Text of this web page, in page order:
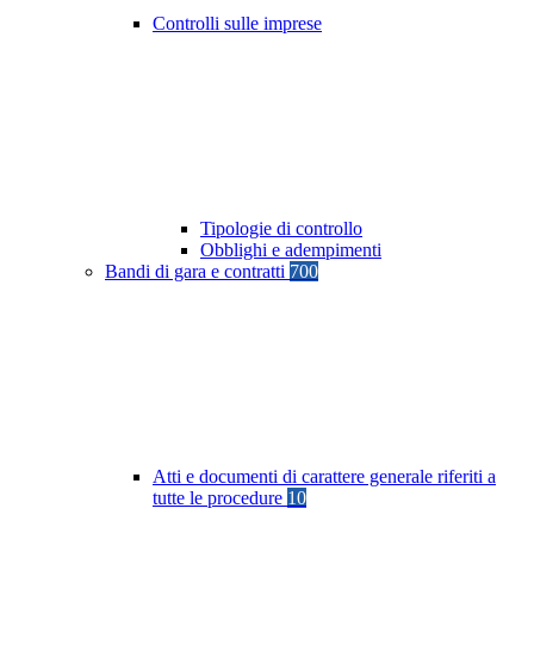
Controlli sulle imprese
Tipologie di controllo
Obblighi e adempimenti
Bandi di gara e contratti 700
Atti e documenti di carattere generale riferiti a
tutte le procedure 10